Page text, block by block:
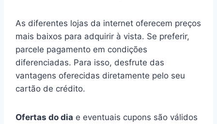
As diferentes lojas da internet oferecem preços
mais baixos para adquirir à vista. Se preferir,
parcele pagamento em condições
diferenciadas. Para isso, desfrute das
vantagens oferecidas diretamente pelo seu
cartão de crédito.
Ofertas do dia e eventuais cupons são válidos